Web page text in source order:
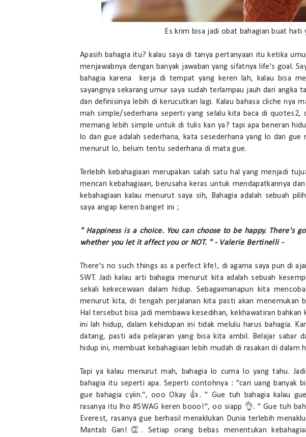
Es krim bisa jadi obat bahagian buat hati
Apasih bahagia itu? kalau saya di tanya pertanyaan itu ketika
menjawabnya dengan banyak jawaban yang sifatnya life's goal.
bahagia karena kerja di tempat yang keren lah, kalau bisa
sayangnya sekarang umur saya sudah terlampau jauh dari angka
dan definisinya lebih di kerucutkan lagi. Kalau bahasa cliche nya
mah simple/sederhana seperti yang selalu kita baca di quotes2,
memang lebih simple untuk di tulis kan ya? tapi apa beneran
lo dan gue adalah sederhana, kata sesederhana yang lo dan gue
menurut lo, belum tentu sederhana di mata gue.
Terlebih kebahagiaan merupakan salah satu hal yang menjadi
mencari kebahagiaan, berusaha keras untuk mendapatkannya
kebahagiaan kalau menurut saya sih, Bahagia adalah sebuah
saya angap keren banget ini ;
" Happiness is a choice. You can choose to be happy. There's
whether you let it affect you or NOT. " - Valerie Bertinelli -
There's no such things as a perfect life!, di agama saya pun di
SWT. Jadi kalau arti bahagia menurut kita adalah sebuah
sekali kekecewaan dalam hidup. Sebagaimanapun kita
menurut kita, di tengah perjalanan kita pasti akan menemukan
Hal tersebut bisa jadi membawa kesedihan, kekhawatiran bahkan
ini lah hidup, dalam kehidupan ini tidak melulu harus bahagia.
datang, pasti ada pelajaran yang bisa kita ambil. Belajar sabar
hidup ini, membuat kebahagiaan lebih mudah di rasakan di dalam
Tapi ya kalau menurut mah, bahagia lo cuma lo yang tahu.
bahagia itu seperti apa. Seperti contohnya : "cari uang banyak
gue bahagia cyiin.", ooo Okay 👍. " Gue tuh bahagia kalau
rasanya itu lho #SWAG keren booo!", oo siapp 👌. " Gue tuh
Everest, rasanya gue berhasil menaklukan Dunia terlebih
Mantab Gan!👏. Setiap orang bebas menentukan